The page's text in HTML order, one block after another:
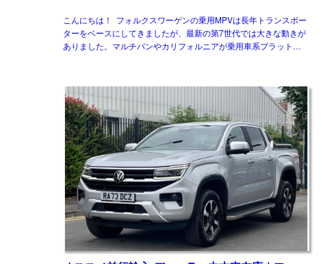
こんにちは！ フォルクスワーゲンの乗用MPVは長年トランスポー
ターをベースにしてきましたが、最新の第7世代では大きな動きが
ありました。マルチバンやカリフォルニアが乗用車系プラットフォ